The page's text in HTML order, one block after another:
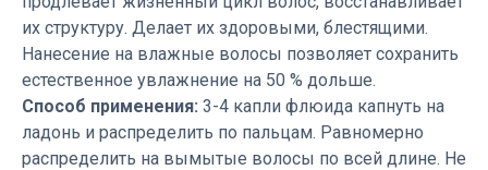
их структуру. Делает их здоровыми, блестящими.
Нанесение на влажные волосы позволяет сохранить
естественное увлажнение на 50 % дольше.
Способ применения: 3-4 капли флюида капнуть на
ладонь и распределить по пальцам. Равномерно
распределить на вымытые волосы по всей длине. Не